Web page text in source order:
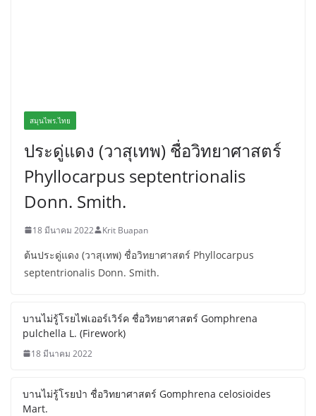
สมุนไพร.ไทย
ประดู่แดง (วาสุเทพ) ชื่อวิทยาศาสตร์
Phyllocarpus septentrionalis
Donn. Smith.
18 มีนาคม 2022 Krit Buapan
ต้นประดู่แดง (วาสุเทพ) ชื่อวิทยาศาสตร์ Phyllocarpus
septentrionalis Donn. Smith.
บานไม่รู้โรยไฟเออร์เวิร์ค ชื่อวิทยาศาสตร์ Gomphrena
pulchella L. (Firework)
18 มีนาคม 2022
บานไม่รู้โรยป่า ชื่อวิทยาศาสตร์ Gomphrena celosioides
Mart.